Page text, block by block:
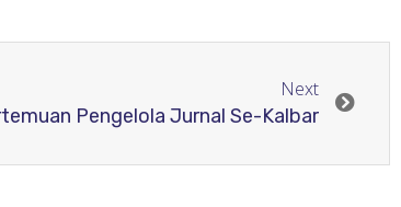
Next
Pengelola Jurnal Se-Kalbar